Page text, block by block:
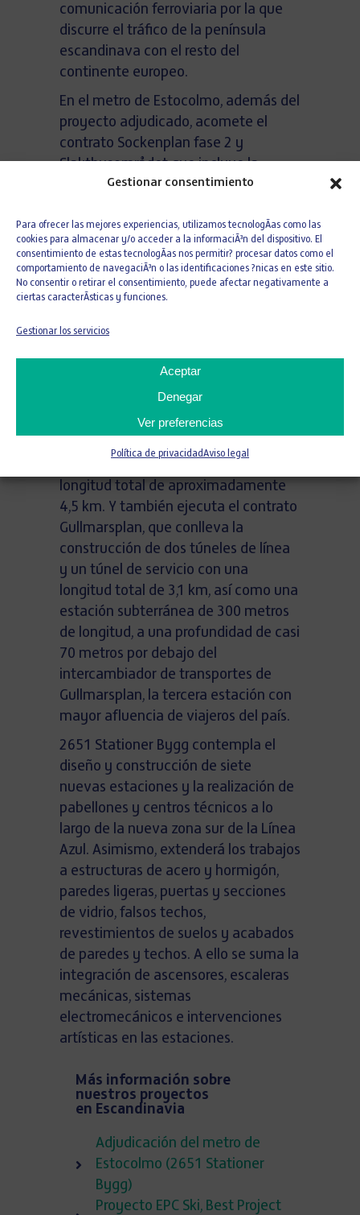
Gestionar consentimiento
Para ofrecer las mejores experiencias, utilizamos tecnologÃ­as como las
cookies para almacenar y/o acceder a la informaciÃ³n del dispositivo. El
consentimiento de estas tecnologÃ­as nos permitir? procesar datos como el
comportamiento de navegaciÃ³n o las identificaciones ?nicas en este sitio.
No consentir o retirar el consentimiento, puede afectar negativamente a
ciertas caracterÃ­sticas y funciones.
Gestionar los servicios
Aceptar
Denegar
Ver preferencias
Política de privacidadAviso legal
comunicación ferroviaria por la que
discurre el tráfico de la península
escandinava con el resto del
continente europeo.
En el metro de Estocolmo, además del
proyecto adjudicado, acomete el
contrato Sockenplan fase 2 y
Slakthusområdet que incluye la
construcción de un tramo de 1,2 km
cuenta con dos vías y un túnel de
servicio con una longitud total de
1736 metros, así como la
construcción de una nueva estación
profundidad de 50 metros bajo la
En la misma infraestructura aborda el
proyecto Kungsträdgården en la que
lleva a cabo dos túneles de vía única
y un túnel de servicio, así como
longitud total de aproximadamente
4,5 km. Y también ejecuta el contrato
Gullmarsplan, que conlleva la
construcción de dos túneles de línea
y un túnel de servicio con una
longitud total de 3,1 km, así como una
estación subterránea de 300 metros
de longitud, a una profundidad de casi
70 metros por debajo del
intercambiador de transportes de
Gullmarsplan, la tercera estación con
mayor afluencia de viajeros del país.
2651 Stationer Bygg contempla el
diseño y construcción de siete
nuevas estaciones y la realización de
pabellones y centros técnicos a lo
largo de la nueva zona sur de la Línea
Azul. Asimismo, extenderá los trabajos
a estructuras de acero y hormigón,
paredes ligeras, puertas y secciones
de vidrio, falsos techos,
revestimientos de suelos y acabados
de paredes y techos. A ello se suma la
integración de ascensores, escaleras
mecánicas, sistemas
electromecánicos e intervenciones
artísticas en las estaciones.
Más información sobre
nuestros proyectos
en Escandinavia
Adjudicación del metro de
Estocolmo (2651 Stationer
Bygg)
Proyecto EPC Ski, Best Project